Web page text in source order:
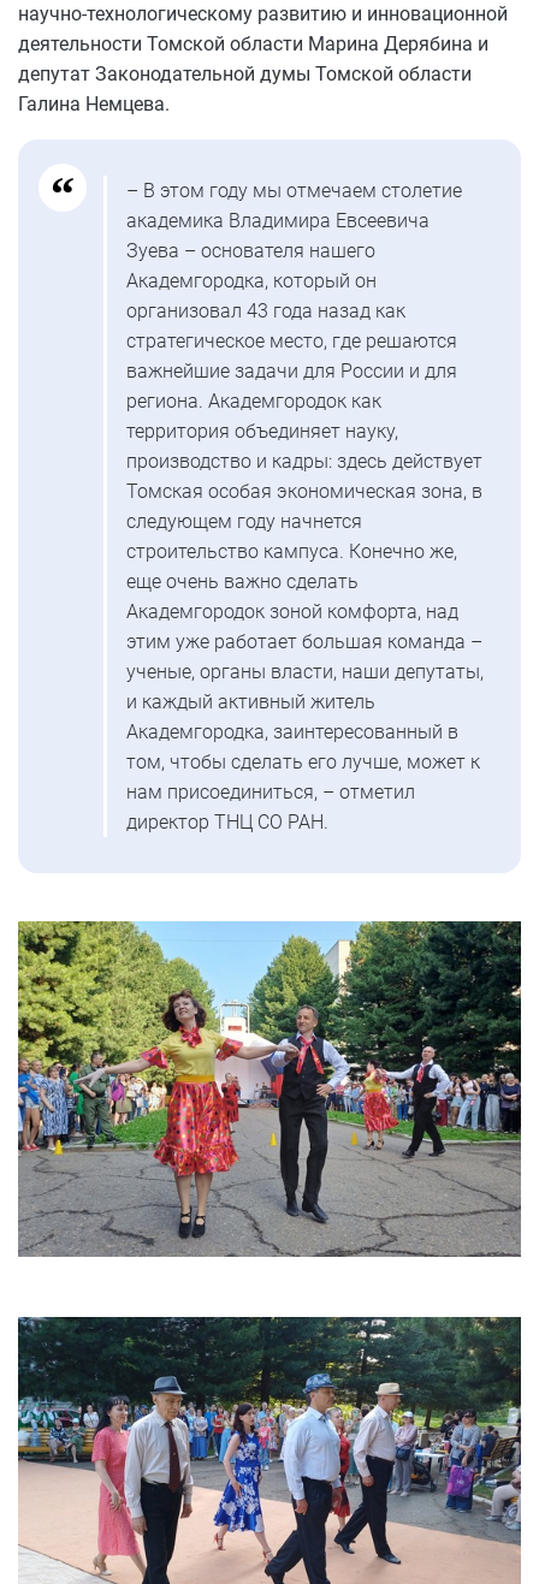
научно-технологическому развитию и инновационной
деятельности Томской области Марина Дерябина и
депутат Законодательной думы Томской области
Галина Немцева.
– В этом году мы отмечаем столетие
академика Владимира Евсеевича
Зуева – основателя нашего
Академгородка, который он
организовал 43 года назад как
стратегическое место, где решаются
важнейшие задачи для России и для
региона. Академгородок как
территория объединяет науку,
производство и кадры: здесь действует
Томская особая экономическая зона, в
следующем году начнется
строительство кампуса. Конечно же,
еще очень важно сделать
Академгородок зоной комфорта, над
этим уже работает большая команда –
ученые, органы власти, наши депутаты,
и каждый активный житель
Академгородка, заинтересованный в
том, чтобы сделать его лучше, может к
нам присоединиться, – отметил
директор ТНЦ СО РАН.